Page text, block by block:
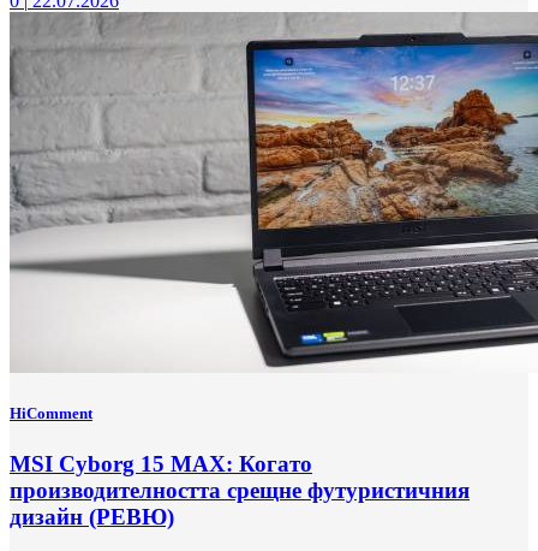
HiComment
MSI Cyborg 15 MAX: Когато
производителността срещне футуристичния
дизайн (РЕВЮ)